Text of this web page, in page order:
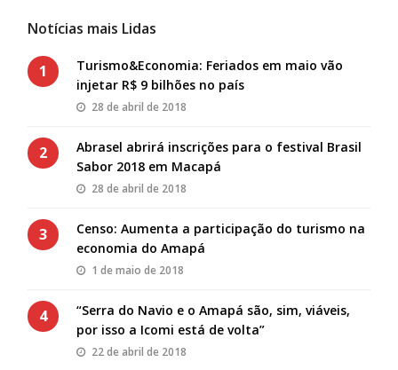
Notícias mais Lidas
1
Turismo&Economia: Feriados em maio vão
injetar R$ 9 bilhões no país
28 de abril de 2018
2
Abrasel abrirá inscrições para o festival Brasil
Sabor 2018 em Macapá
28 de abril de 2018
3
Censo: Aumenta a participação do turismo na
economia do Amapá
1 de maio de 2018
4
“Serra do Navio e o Amapá são, sim, viáveis,
por isso a Icomi está de volta”
22 de abril de 2018